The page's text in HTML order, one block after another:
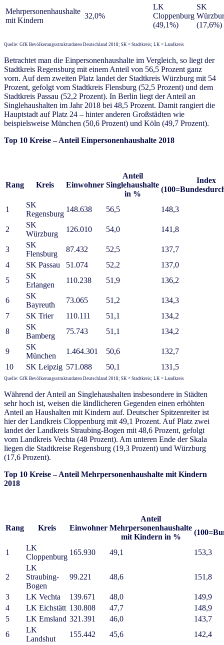
Mehrpersonenhaushalte
mit Kindern
32,0%
LK
Cloppenburg
(49,1%)
SK
(17,6%)
Quelle: GfK Bevölkerungsstrukturdaten Deutschland 2018; SK = Stadtkreis; LK = Landkreis
Betrachtet man die Einpersonenhaushalte im Vergleich, so liegt der
Stadtkreis Regensburg mit einem Anteil von 56,5 Prozent ganz
vorn. Auf dem zweiten Platz landet der Stadtkreis Würzburg mit 54
Prozent, gefolgt vom Stadtkreis Flensburg (52,5 Prozent) und dem
Stadtkreis Passau (52,2 Prozent). In Berlin liegt der Anteil an
Singlehaushalten im Jahr 2018 bei 48,5 Prozent. Damit rangiert die
Hauptstadt auf Platz 24 – hinter anderen Großstädten wie
beispielsweise München (50,6 Prozent) und Köln (49,7 Prozent).
Top 10 Kreise – Anteil Einpersonenhaushalte 2018
Rang Kreis Einwohner
Anteil
Singlehaushalte
in %
Index
1
SK
Regensburg
148.638 56,5 148,3
2
SK
Würzburg
126.010 54,0 141,8
3
SK
Flensburg
87.432 52,5
137,7
4
SK Passau 51.074 52,2
137,0
5
SK
Erlangen
110.238 51,9 136,2
6
SK
Bayreuth
73.065 51,2
134,3
7
SK Trier 110.111 51,1
134,2
8
SK
Bamberg
75.743 51,1 134,2
9
SK
München
1.464.301 50,6
132,7
10
SK Leipzig 571.088 50,1 131,5
Quelle: GfK Bevölkerungsstrukturdaten Deutschland 2018; SK = Stadtkreis; LK = Landkreis
Während der Anteil an Singlehaushalten insbesondere in Städten
sehr hoch ist, weisen die ländlicheren Gegenden einen erhöhten
Anteil an Haushalten mit Kindern auf. Deutscher Spitzenreiter ist
hier der Landkreis Cloppenburg mit 49,1 Prozent. Auf Platz zwei
landet der Landkreis Straubing-Bogen mit 48,6 Prozent, gefolgt
vom Landkreis Vechta (48 Prozent). Am unteren Ende der Skala
liegen die Stadtkreise Regensburg (19,3 Prozent) und Würzburg
(17,6 Prozent).
Top 10 Kreise – Anteil Mehrpersonenhaushalte mit Kindern
2018
Rang Kreis Einwohner
Anteil
Mehrpersonenhaushalte
mit Kindern in %
1
LK
Cloppenburg
165.930 49,1 153,3
2
LK
Straubing-
Bogen
99.221 48,6 151,8
3 LK Vechta 139.671 48,0
149,9
4
LK Eichstätt 130.808 47,7
148,9
5
LK Emsland 321.391 46,0
143,7
6
LK
Landshut
155.442 45,6 142,4